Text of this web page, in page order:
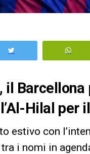
Barcellona
Hilal per
estivo con
tra i nomi in